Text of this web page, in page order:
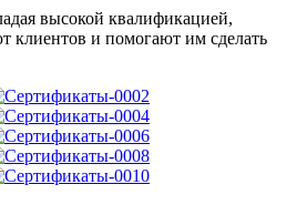
высокой квалификацией,
клиентов и помогают им сделать